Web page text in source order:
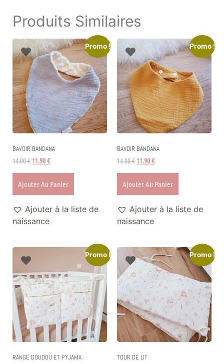
Produits Similaires
Promo !
BAVOIR BANDANA
14.00€ 11.90€
Ajouter Au Panier
Ajouter à la liste de
naissance
Promo !
BAVOIR BANDANA
14.00€ 11.90€
Ajouter Au Panier
Ajouter à la liste de
naissance
Promo !
RANGE DOUDOU ET PYJAMA
Promo !
TOUR DE LIT